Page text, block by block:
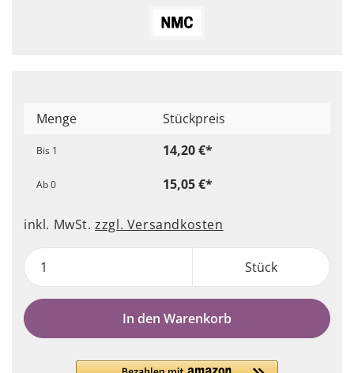
Menge Stückpreis
Bis 1 14,20 €*
Ab0 15,05 €*
inkl. MwSt.zzgl. Versandkosten
Stück
In den Warenkorb